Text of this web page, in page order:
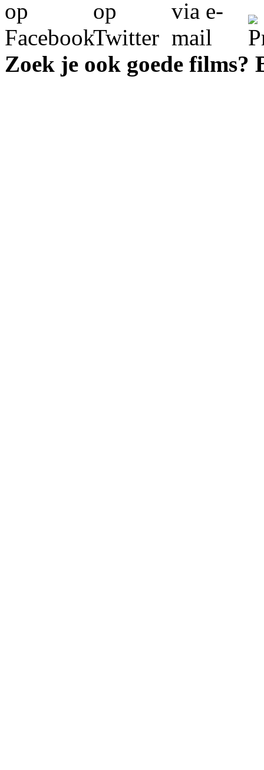
Zoek je ook goede films?